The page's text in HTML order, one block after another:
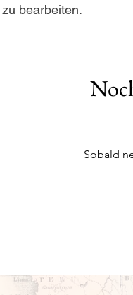
Sobald
bearbeiten.